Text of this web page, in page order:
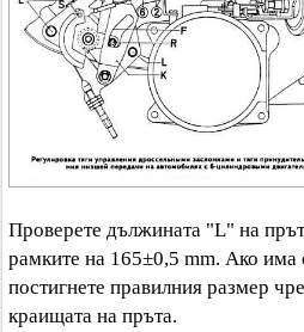
Проверете дължината "L" на
рамките на 165±0,5 mm. Ако има
постигнете правилния размер
краищата на пръта.